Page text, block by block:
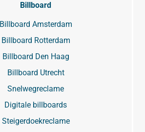
Billboard
Billboard Amsterdam
Billboard Rotterdam
Billboard Den Haag
Billboard Utrecht
Snelwegreclame
Digitale billboards
Steigerdoekreclame